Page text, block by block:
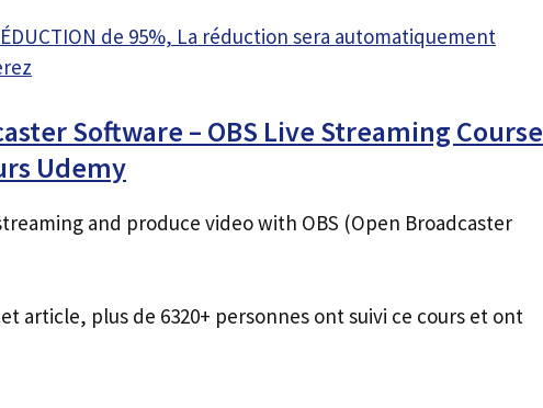
de 95%, La réduction sera automatiquement
Software – OBS Live Streaming Course
Udemy
and produce video with OBS (Open Broadcaster
article, plus de 6320+ personnes ont suivi ce cours et ont